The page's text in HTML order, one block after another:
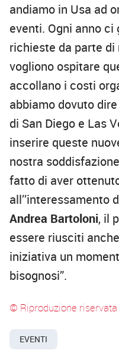
andiamo in Usa ad
eventi. Ogni anno ci
richieste da parte
vogliono ospitare
accollano i costi
abbiamo dovuto
di San Diego e Las
inserire queste
nostra
fatto di aver
all’’interessamento
Andrea Bartoloni, il
essere riusciti
iniziativa un
bisognosi”.
© Riproduzione riservata
EVENTI